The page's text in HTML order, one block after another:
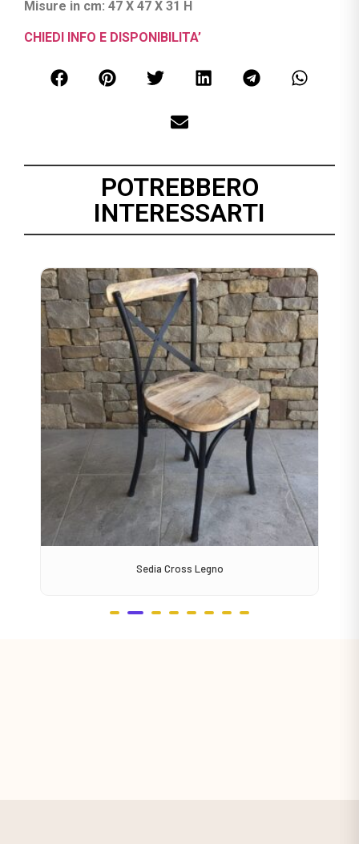
Misure in cm: 47 X 47 X 31 H
CHIEDI INFO E DISPONIBILITA’
POTREBBERO
INTERESSARTI
Sedia Cross Legno